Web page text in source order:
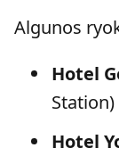
Algunos
Hotel
Station)
Hotel